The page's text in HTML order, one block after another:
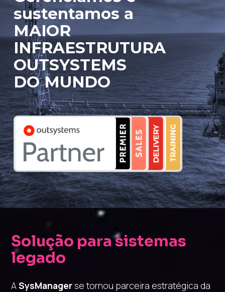
sustentamos a
MAIOR
INFRAESTRUTURA
OUTSYSTEMS
DO MUNDO
Solução para sistemas
legado
ASysManagerse tornou parceira estratégica da